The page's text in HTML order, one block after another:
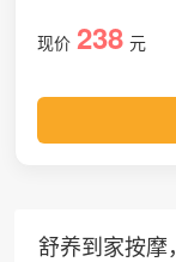
现价 238 元
舒养到家按摩